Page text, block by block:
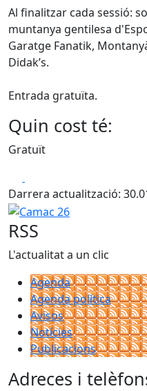
Al finalitzar cada sessió:
muntanya gentilesa
Garatge Fanatik,
Didak’s.
Entrada gratuïta.
Quin cost té:
Gratuït
Darrera actualització:
Camac 26
RSS
L'actualitat a un clic
Agenda
Agenda política
Avisos
Notícies
Publicacions
Adreces i